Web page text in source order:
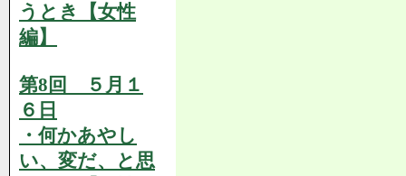
うとき【女性
編】
第8回 ５月１
６日
・何かあやし
い、変だ、と思